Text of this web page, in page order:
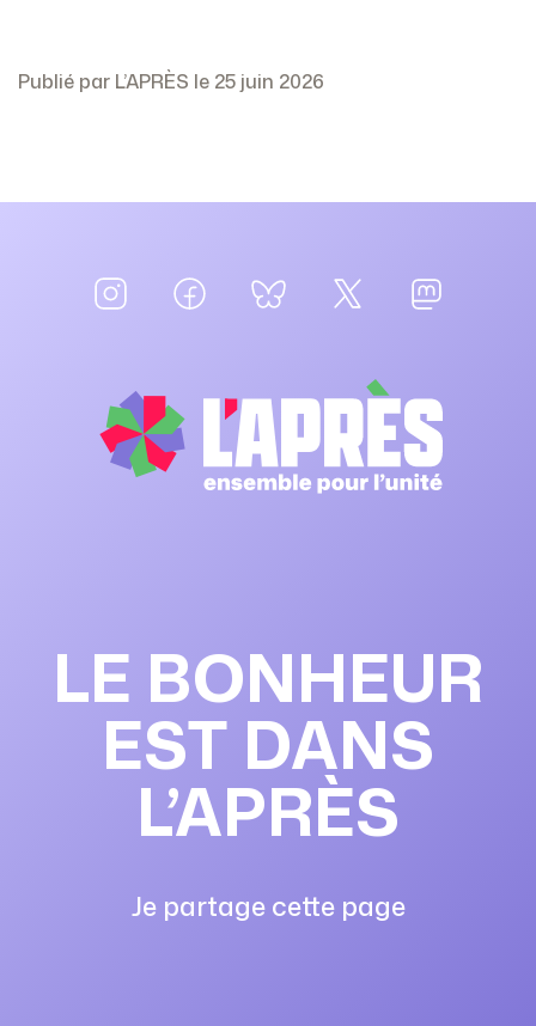
Publié par L’APRÈS le 25 juin 2026
LE BONHEUR
EST DANS
L’APRÈS
Je partage cette page